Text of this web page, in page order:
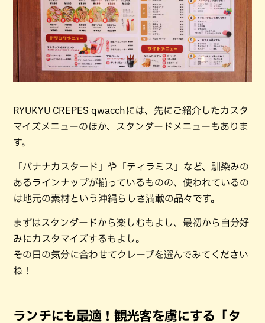
RYUKYU CREPES qwacchには、先にご紹介したカスタ
マイズメニューのほか、スタンダードメニューもありま
す。
「バナナカスタード」や「ティラミス」など、馴染みの
あるラインナップが揃っているものの、使われているの
は地元の素材という沖縄らしさ満載の品々です。
まずはスタンダードから楽しむもよし、最初から自分好
みにカスタマイズするもよし。
その日の気分に合わせてクレープを選んでみてください
ね！
ランチにも最適！観光客を虜にする「タ